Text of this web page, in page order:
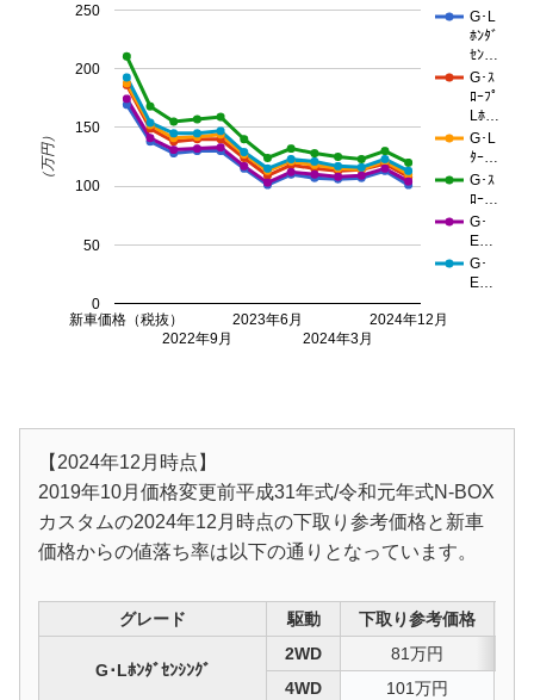
G･L
ﾎﾝﾀﾞ
ｾﾝ…
G･ｽ
ﾛｰﾌﾟ
Lﾎ…
G･L
ﾀｰ…
G･ｽ
ﾛｰ…
G･
E…
G･
E…
新車価格（税抜）
2022年9月
2023年6月
2024年3月
2024年12月
0
50
100
150
200
250
（万円）
【2024年12月時点】
2019年10月価格変更前平成31年式/令和元年式N-BOX
カスタムの2024年12月時点の下取り参考価格と新車
価格からの値落ち率は以下の通りとなっています。
グレード 駆動 下取り参考価格
G･Lﾎﾝﾀﾞｾﾝｼﾝｸﾞ
2WD 81万円
4WD
101万円